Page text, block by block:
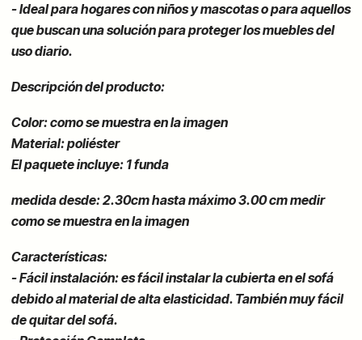
-Ideal para hogares con niños y mascotas o para aquellos
que buscan una solución para proteger los muebles del
uso diario.
Descripción del producto:
Color: como se muestra en la imagen
Material: poliéster
El paquete incluye: 1 funda
medida desde: 2.30cm hastamáximo3.00 cm medir
como se muestra en la imagen
Características:
- Fácil instalación: es fácil instalar la cubierta en el sofá
debido al material de alta elasticidad. También muy fácil
de quitar del sofá.